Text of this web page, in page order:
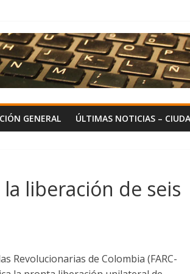
GENERAL ÚLTIMAS NOTICIAS –
liberación de seis
Revolucionarias de Colombia (FARC-